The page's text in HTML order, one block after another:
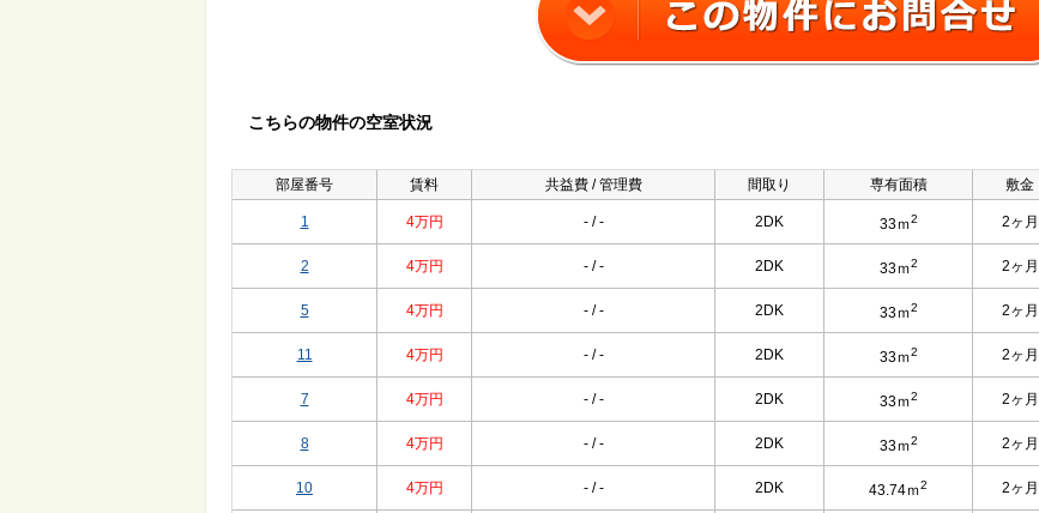
こちらの物件の空室状況
部屋番号 賃料 共益費 / 管理費 間取り 専有面積 敷金
1 4万円 - / - 2DK 33ｍ2 2ヶ月
2 4万円 - / - 2DK 33ｍ2 2ヶ月
5 4万円 - / - 2DK 33ｍ2 2ヶ月
11 4万円 - / - 2DK 33ｍ2 2ヶ月
7 4万円 - / - 2DK 33ｍ2 2ヶ月
8 4万円 - / - 2DK 33ｍ2 2ヶ月
10 4万円 - / - 2DK 43.74ｍ2 2ヶ月